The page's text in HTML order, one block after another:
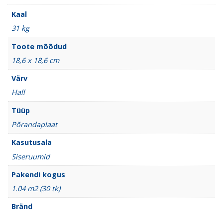
Kaal
31 kg
Toote mõõdud
18,6 x 18,6 cm
Värv
Hall
Tüüp
Põrandaplaat
Kasutusala
Siseruumid
Pakendi kogus
1.04 m2 (30 tk)
Bränd